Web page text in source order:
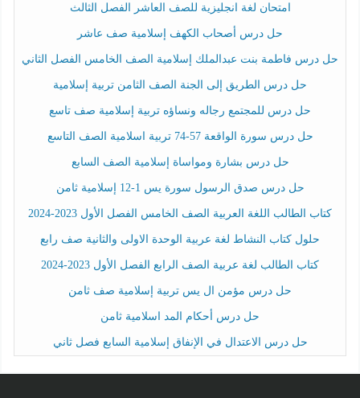
امتحان لغة انجليزية للصف العاشر الفصل الثالث
حل درس أصحاب الكهف إسلامية صف عاشر
حل درس فاطمة بنت عبدالملك إسلامية الصف الخامس الفصل الثاني
حل درس الطريق إلى الجنة الصف الثامن تربية إسلامية
حل درس للمجتمع رجاله ونساؤه تربية إسلامية صف تاسع
حل درس سورة الواقعة 57-74 تربية اسلامية الصف التاسع
حل درس بشارة ومواساة إسلامية الصف السابع
حل درس صدق الرسول سورة يس 1-12 إسلامية ثامن
كتاب الطالب اللغة العربية الصف الخامس الفصل الأول 2023-2024
حلول كتاب النشاط لغة عربية الوحدة الاولى والثانية صف رابع
كتاب الطالب لغة عربية الصف الرابع الفصل الأول 2023-2024
حل درس مؤمن ال يس تربية إسلامية صف ثامن
حل درس أحكام المد اسلامية ثامن
حل درس الاعتدال في الإنفاق إسلامية السابع فصل ثاني